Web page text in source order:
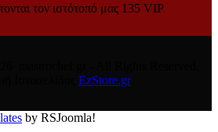
τον ιστότοπό μας 135 VIP
EzStore.gr
by RSJoomla!